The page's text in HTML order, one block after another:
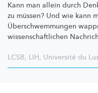
Kann man allein durch
zu müssen? Und wie kann
Überschwemmungen
wissenschaftlichen
LCSB, LIH, Université du